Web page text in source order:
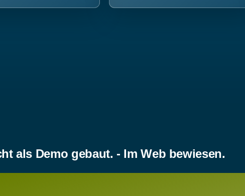
als Demo gebaut. - Im Web bewiesen.